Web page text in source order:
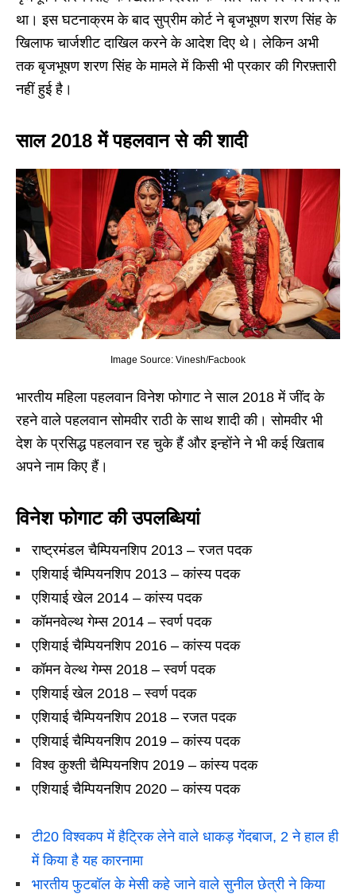
था। इस घटनाक्रम के बाद सुप्रीम कोर्ट ने बृजभूषण शरण सिंह के
खिलाफ चार्जशीट दाखिल करने के आदेश दिए थे। लेकिन अभी
तक बृजभूषण शरण सिंह के मामले में किसी भी प्रकार की गिरफ़्तारी
नहीं हुई है।
साल 2018 में पहलवान से की शादी
Image Source: Vinesh/Facbook
भारतीय महिला पहलवान विनेश फोगाट ने साल 2018 में जींद के
रहने वाले पहलवान सोमवीर राठी के साथ शादी की। सोमवीर भी
देश के प्रसिद्ध पहलवान रह चुके हैं और इन्होंने ने भी कई खिताब
अपने नाम किए हैं।
विनेश फोगाट की उपलब्धियां
राष्ट्रमंडल चैम्पियनशिप 2013 – रजत पदक
एशियाई चैम्पियनशिप 2013 – कांस्य पदक
एशियाई खेल 2014 – कांस्य पदक
कॉमनवेल्थ गेम्स 2014 – स्वर्ण पदक
एशियाई चैम्पियनशिप 2016 – कांस्य पदक
कॉमन वेल्थ गेम्स 2018 – स्वर्ण पदक
एशियाई खेल 2018 – स्वर्ण पदक
एशियाई चैम्पियनशिप 2018 – रजत पदक
एशियाई चैम्पियनशिप 2019 – कांस्य पदक
विश्व कुश्ती चैम्पियनशिप 2019 – कांस्य पदक
एशियाई चैम्पियनशिप 2020 – कांस्य पदक
टी20 विश्वकप में हैट्रिक लेने वाले धाकड़ गेंदबाज, 2 ने हाल ही
में किया है यह कारनामा
भारतीय फुटबॉल के मेसी कहे जाने वाले सुनील छेत्री ने किया